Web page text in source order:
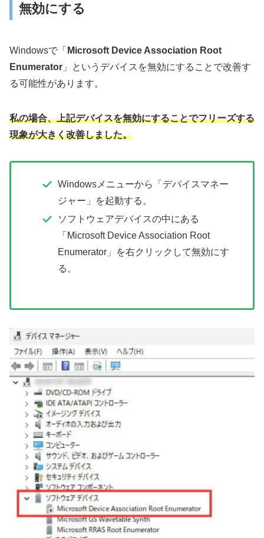
無効にする
Windowsで「 Microsoft Device Association Root
Enumerator 」というデバイスを無効にすることで改善す
る可能性があります。
私の場合、上記デバイスを無効にすることでフリーズする
現象が大きく改善しました。
Windowsメニューから「デバイスマネー
ジャー」を起動する。
ソフトウェアデバイスの中にある
「Microsoft Device Association Root
Enumerator」を右クリックして無効にす
る。